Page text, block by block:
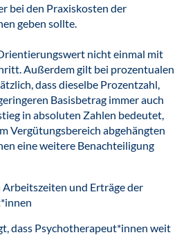
bei den Praxiskosten der
geben sollte.
nicht einmal mit
Außerdem gilt bei prozentualen
dass dieselbe Prozentzahl,
Basisbetrag immer auch
in absoluten Zahlen bedeutet,
Vergütungsbereich abgehängten
eine weitere Benachteiligung
und Erträge der
dass Psychotherapeut*innen weit